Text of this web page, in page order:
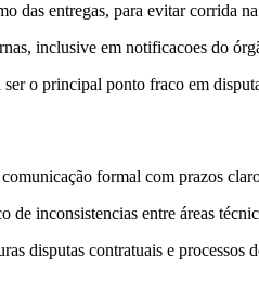
das entregas, para evitar corrida
inclusive em notificacoes do
o principal ponto fraco em
formal com prazos
inconsistencias entre áreas
disputas contratuais e processos